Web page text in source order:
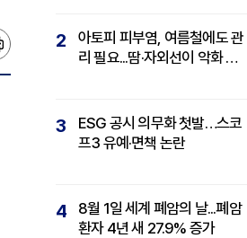
2
아토피 피부염, 여름철에도 관
리 필요...땀·자외선이 악화 요
3
ESG 공시 의무화 첫발…스코
프3 유예·면책 논란
4
8월 1일 세계 폐암의 날...폐암
환자 4년 새 27.9% 증가